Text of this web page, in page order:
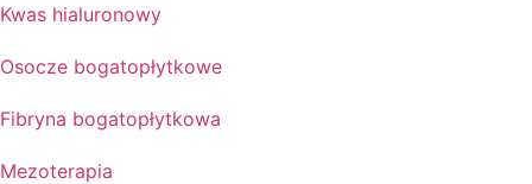
Kwas hialuronowy
Osocze bogatopłytkowe
Fibryna bogatopłytkowa
Mezoterapia